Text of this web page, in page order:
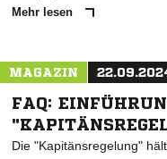
Mehr lesen
MAGAZIN
FAQ:
Die "Kapitänsregelung"